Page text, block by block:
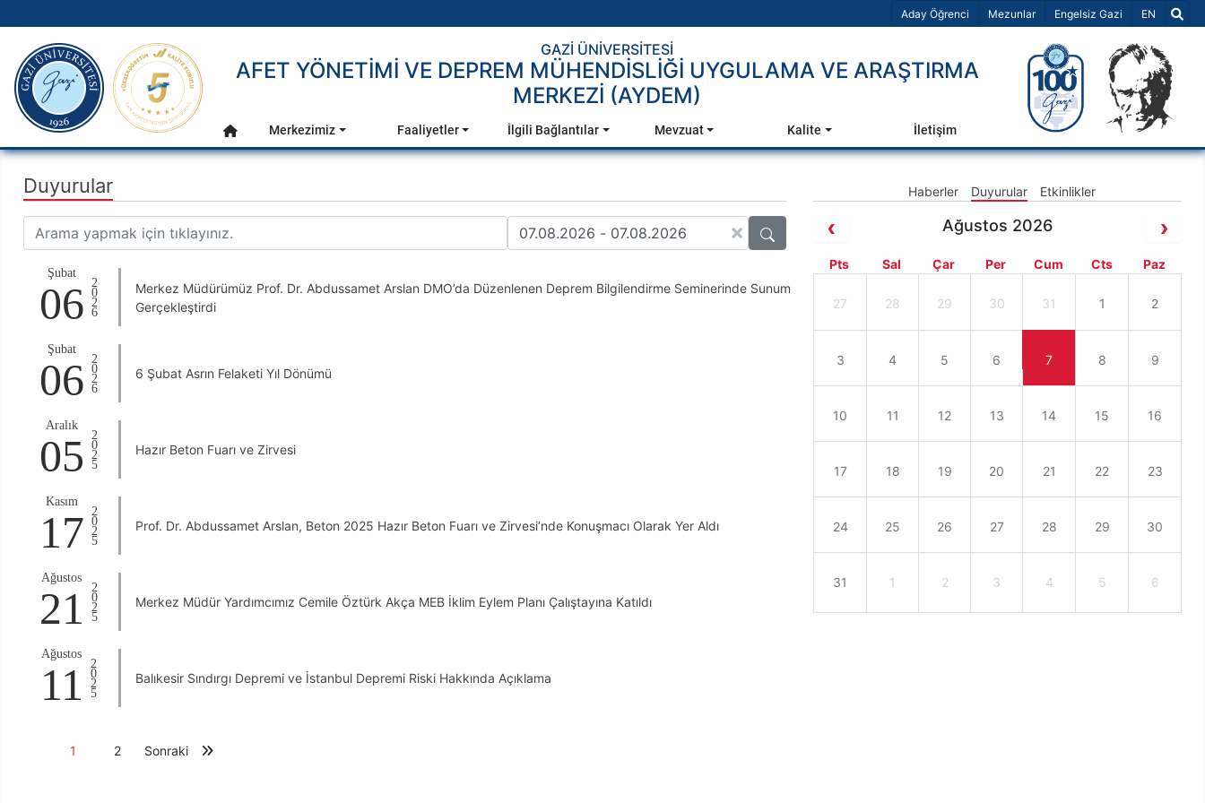
Aday Öğrenci Mezunlar Engelsiz Gazi Dil Seçiniz
EN
Ana Menü
gazi.edu.tr GAZİ ÜNİVERSİTESİ
AFET YÖNETİMİ VE DEPREM MÜHENDİSLİĞİ UYGULAMA VE ARAŞTIRMA
MERKEZİ (AYDEM)
Anasayfa
Merkezimiz Faaliyetler İlgili Bağlantılar Mevzuat Kalite İletişim
Duyurular
×
Şubat
06 2026
Merkez Müdürümüz Prof. Dr. Abdussamet Arslan DMO’da Düzenlenen Deprem Bilgilendirme Seminerinde Sunum
Gerçekleştirdi
Şubat
06 2026 6 Şubat Asrın Felaketi Yıl Dönümü
Aralık
05 2025 Hazır Beton Fuarı ve Zirvesi
Kasım
17 2025 Prof. Dr. Abdussamet Arslan, Beton 2025 Hazır Beton Fuarı ve Zirvesi’nde Konuşmacı Olarak Yer Aldı
Ağustos
21 2025 Merkez Müdür Yardımcımız Cemile Öztürk Akça MEB İklim Eylem Planı Çalıştayına Katıldı
Ağustos
11 2025 Balıkesir Sındırgı Depremi ve İstanbul Depremi Riski Hakkında Açıklama
1 2 Sonraki
Haberler Duyurular Etkinlikler
Ağustos 2026
Pts Sal Çar Per Cum Cts Paz
27 28 29 30 31 1 2
3 4 5 6 7 8 9
10 11 12 13 14 15 16
17 18 19 20 21 22 23
24 25 26 27 28 29 30
31 1 2 3 4 5 6